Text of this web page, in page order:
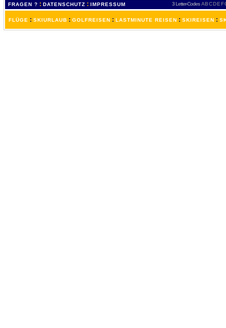
FRAGEN ? : DATENSCHUTZ : IMPRESSUM 3 Letter-Codes ABCDEF
FLÜGE : SKIURLAUB : GOLFREISEN : LASTMINUTE REISEN : SKIREISEN :